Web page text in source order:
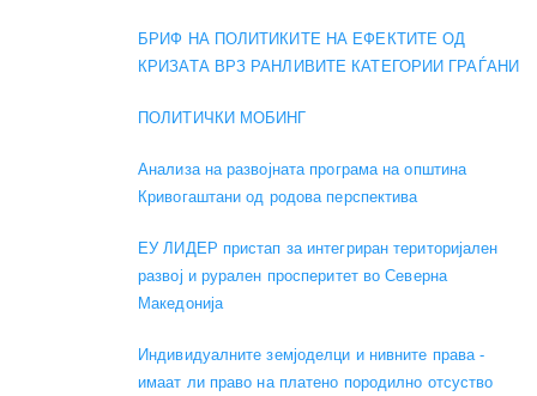
БРИФ НА ПОЛИТИКИТЕ НА ЕФЕКТИТЕ ОД
КРИЗАТА ВРЗ РАНЛИВИТЕ КАТЕГОРИИ ГРАЃАНИ
ПОЛИТИЧКИ МОБИНГ
Анализа на развојната програма на општина
Кривогаштани од родова перспектива
ЕУ ЛИДЕР пристап за интегриран територијален
развој и рурален просперитет во Северна
Македонија
Индивидуалните земјоделци и нивните права -
имаат ли право на платено породилно отсуство